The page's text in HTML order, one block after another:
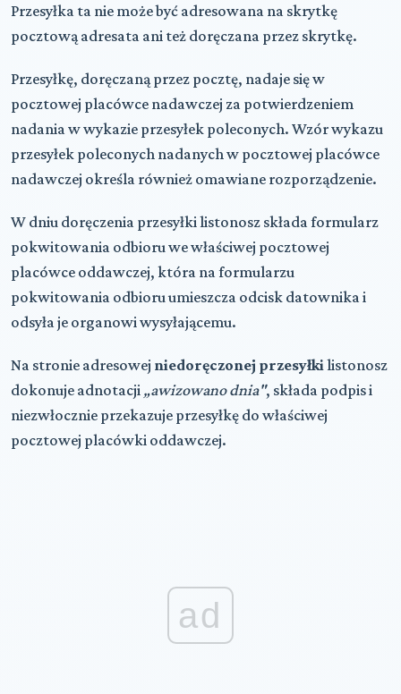
Przesyłka ta nie może być adresowana na skrytkę
pocztową adresata ani też doręczana przez skrytkę.
Przesyłkę, doręczaną przez pocztę, nadaje się w
pocztowej placówce nadawczej za potwierdzeniem
nadania w wykazie przesyłek poleconych. Wzór wykazu
przesyłek poleconych nadanych w pocztowej placówce
nadawczej określa również omawiane rozporządzenie.
W dniu doręczenia przesyłki listonosz składa formularz
pokwitowania odbioru we właściwej pocztowej
placówce oddawczej, która na formularzu
pokwitowania odbioru umieszcza odcisk datownika i
odsyła je organowi wysyłającemu.
Na stronie adresowej niedoręczonej przesyłki listonosz
dokonuje adnotacji „awizowano dnia", składa podpis i
niezwłocznie przekazuje przesyłkę do właściwej
pocztowej placówki oddawczej.
ad